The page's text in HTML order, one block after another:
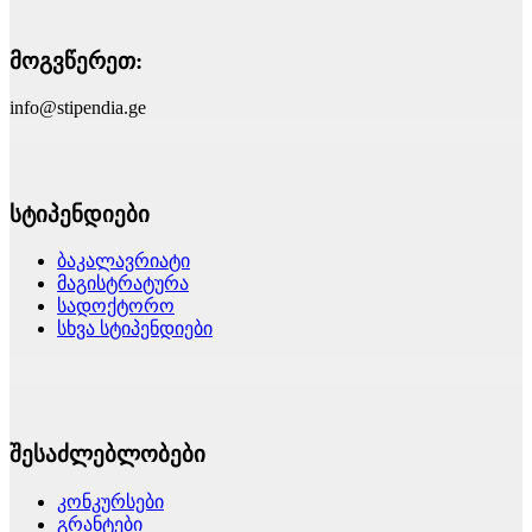
მოგვწერეთ:
info@stipendia.ge
სტიპენდიები
ბაკალავრიატი
მაგისტრატურა
სადოქტორო
სხვა სტიპენდიები
შესაძლებლობები
კონკურსები
გრანტები